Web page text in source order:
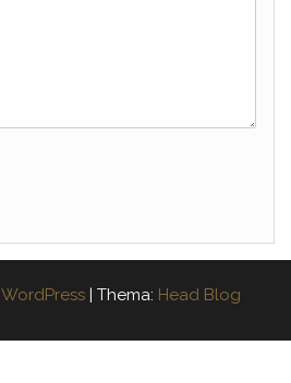
WordPress | Thema: Head Blog